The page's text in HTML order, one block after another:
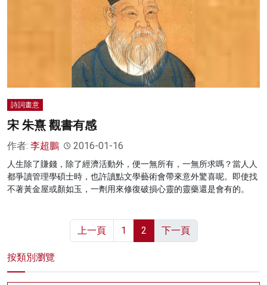
詩詞畫意
宋 朱熹 觀書有感
作者: 李超鵬 2016-01-16
人生除了賺錢，除了經濟活動外，便一無所有，一無所求嗎？當人人
都爭讀管理學碩士時，也許讀點文學藝術會帶來意外驚喜呢。即使找
不著黃金屋或顏如玉，一劑用來修復破損心靈的靈藥還是會有的。
上一頁 1 2 下一頁
按類別瀏覽